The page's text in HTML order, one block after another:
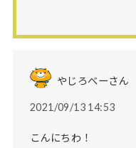
やじろべーさん
2021/09/13 14:53
こんにちわ！